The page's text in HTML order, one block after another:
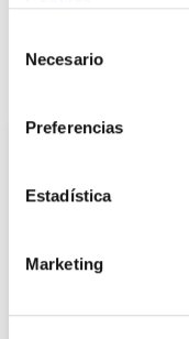
Necesario
Preferencias
Estadística
Marketing